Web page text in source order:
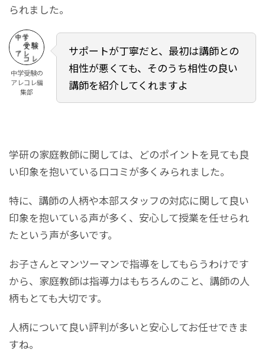
られました。
中学受験の
アレコレ編
集部
サポートが丁寧だと、最初は講師との
相性が悪くても、そのうち相性の良い
講師を紹介してくれますよ
学研の家庭教師に関しては、どのポイントを見ても良
い印象を抱いている口コミが多くみられました。
特に、講師の人柄や本部スタッフの対応に関して良い
印象を抱いている声が多く、安心して授業を任せられ
たという声が多いです。
お子さんとマンツーマンで指導をしてもらうわけです
から、家庭教師は指導力はもちろんのこと、講師の人
柄もとても大切です。
人柄について良い評判が多いと安心してお任せできま
すね。